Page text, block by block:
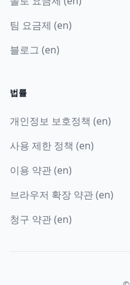
팀 요금제 (en)
블로그 (en)
법률
개인정보 보호정책 (en)
사용 제한 정책 (en)
이용 약관 (en)
브라우저 확장 약관 (en)
청구 약관 (en)